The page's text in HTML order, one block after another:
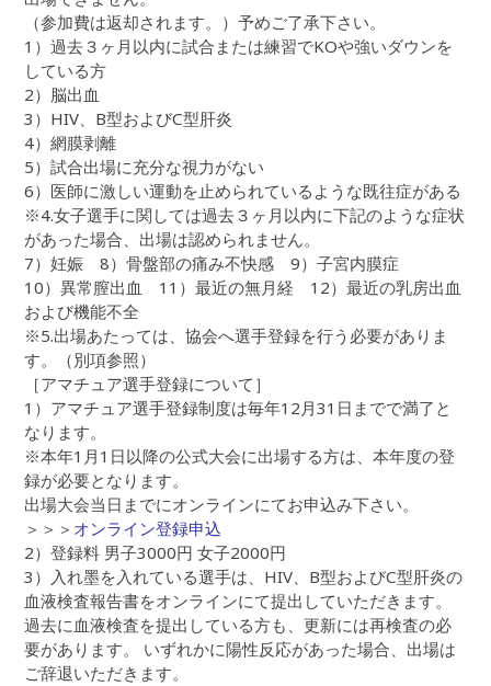
（参加費は返却されます。）予めご了承下さい。
1）過去３ヶ月以内に試合または練習でKOや強いダウンを
している方
2）脳出血
3）HIV、B型およびC型肝炎
4）網膜剥離
5）試合出場に充分な視力がない
6）医師に激しい運動を止められているような既往症がある
※4.女子選手に関しては過去３ヶ月以内に下記のような症状
があった場合、出場は認められません。
7）妊娠 8）骨盤部の痛み不快感 9）子宮内膜症
10）異常膣出血 11）最近の無月経 12）最近の乳房出血
および機能不全
※5.出場あたっては、協会へ選手登録を行う必要がありま
す。（別項参照）
［アマチュア選手登録について］
1）アマチュア選手登録制度は毎年12月31日までで満了と
なります。
※本年1月1日以降の公式大会に出場する方は、本年度の登
録が必要となります。
出場大会当日までにオンラインにてお申込み下さい。
＞＞＞ オンライン登録申込
2）登録料 男子3000円 女子2000円
3）入れ墨を入れている選手は、HIV、B型およびC型肝炎の
血液検査報告書をオンラインにて提出していただきます。
過去に血液検査を提出している方も、更新には再検査の必
要があります。 いずれかに陽性反応があった場合、出場は
ご辞退いただきます。